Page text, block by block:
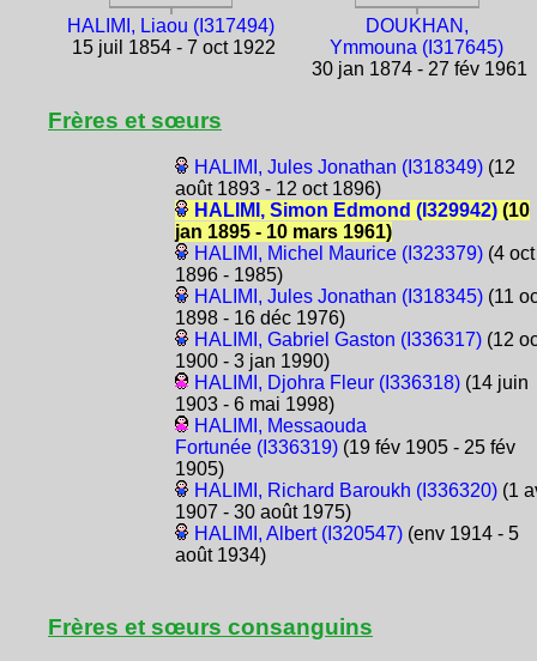
HALIMI, Liaou (I317494)
15 juil 1854 - 7 oct 1922
DOUKHAN,
Ymmouna (I317645)
30 jan 1874 - 27 fév 1961
Frères et sœurs
HALIMI, Jules Jonathan (I318349)(12
août 1893 - 12 oct 1896)
HALIMI, Simon Edmond (I329942)(10
jan 1895 - 10 mars 1961)
HALIMI, Michel Maurice (I323379)(4 oct
1896 - 1985)
HALIMI, Jules Jonathan (I318345)(11
1898 - 16 déc 1976)
HALIMI, Gabriel Gaston (I336317)(12
1900 - 3 jan 1990)
HALIMI, Djohra Fleur (I336318)(14 juin
1903 - 6 mai 1998)
HALIMI, Messaouda
Fortunée (I336319)(19 fév 1905 - 25 fév
1905)
HALIMI, Richard Baroukh (I336320)(1
1907 - 30 août 1975)
HALIMI, Albert (I320547)(env 1914 - 5
août 1934)
Frères et sœurs consanguins